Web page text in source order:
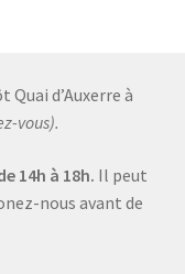
Quai d’Auxerre à
vous).
14h à 18h. Il peut
nous avant de